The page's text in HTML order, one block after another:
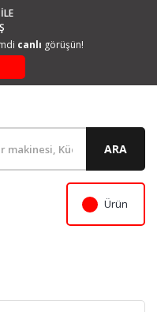
canlı görüşün!
ARA
Ürün